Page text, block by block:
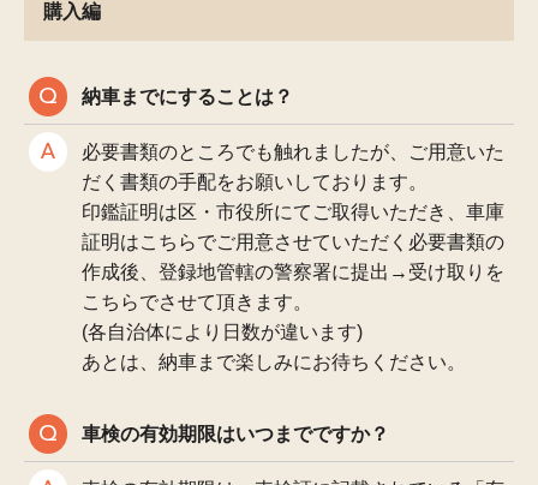
購入編
納車までにすることは？
必要書類のところでも触れましたが、ご用意いた
だく書類の手配をお願いしております。
印鑑証明は区・市役所にてご取得いただき、車庫
証明はこちらでご用意させていただく必要書類の
作成後、登録地管轄の警察署に提出→受け取りを
こちらでさせて頂きます。
(各自治体により日数が違います)
あとは、納車まで楽しみにお待ちください。
車検の有効期限はいつまでですか？